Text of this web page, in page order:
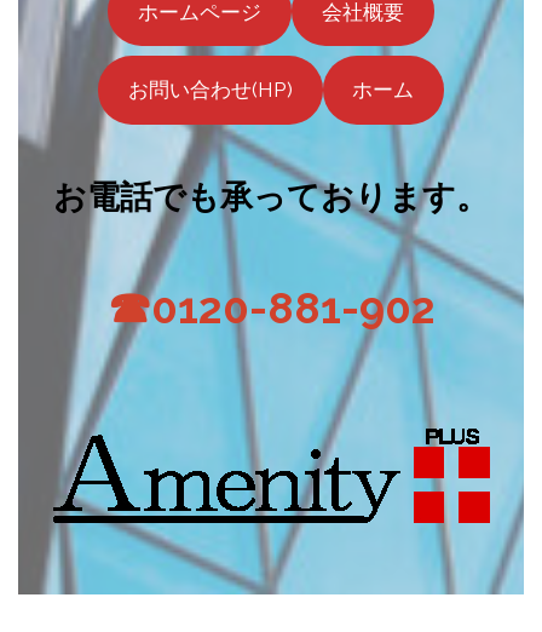
ホームページ 会社概要
お問い合わせ(HP) ホーム
お電話でも承っております。
☎0120-881-902